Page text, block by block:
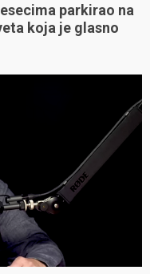
parkirao na
koja je glasno